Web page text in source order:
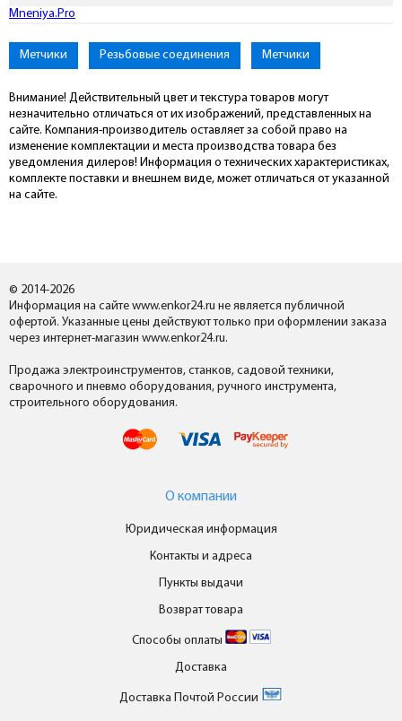
Подключиться к Mneniya.Pro
Метчики Резьбовые соединения Метчики
Внимание! Действительный цвет и текстура товаров могут
незначительно отличаться от их изображений, представленных на
сайте. Компания-производитель оставляет за собой право на
изменение комплектации и места производства товара без
уведомления дилеров! Информация о технических характеристиках,
комплекте поставки и внешнем виде, может отличаться от указанной
на сайте.
© 2014-2026
Информация на сайте www.enkor24.ru не является публичной
офертой. Указанные цены действуют только при оформлении заказа
через интернет-магазин www.enkor24.ru.
Продажа электроинструментов, станков, садовой техники,
сварочного и пневмо оборудования, ручного инструмента,
строительного оборудования.
О компании
Юридическая информация
Контакты и адреса
Пункты выдачи
Возврат товара
Способы оплаты
Доставка
Доставка Почтой России